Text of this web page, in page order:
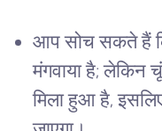
आप सोच सकते हैं
मंगवाया है; लेकिन
मिला हुआ है,